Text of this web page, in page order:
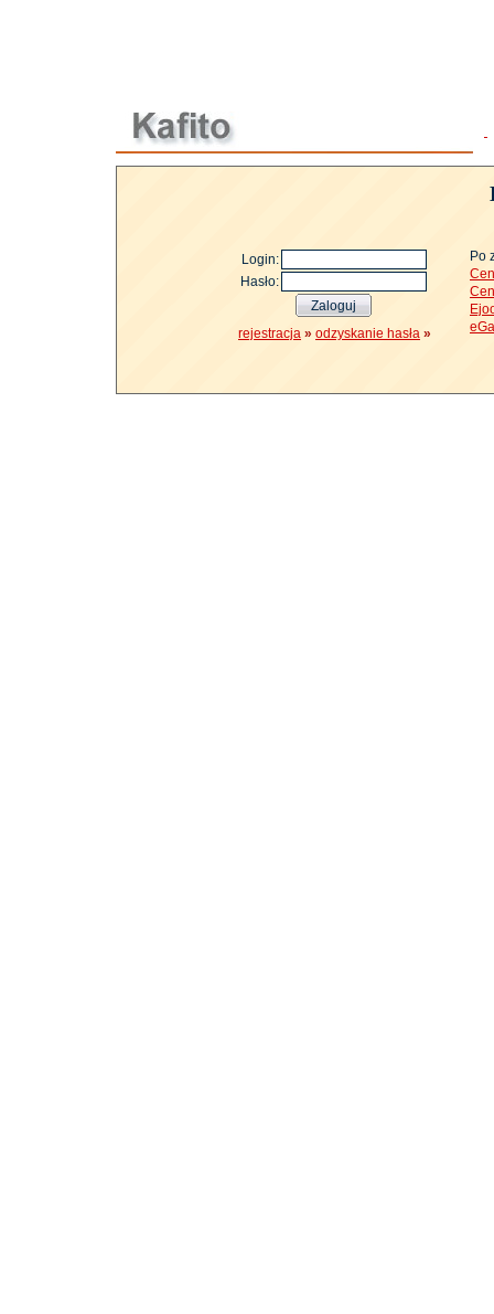
Login:
Hasło:
rejestracja » odzyskanie hasła »
Po